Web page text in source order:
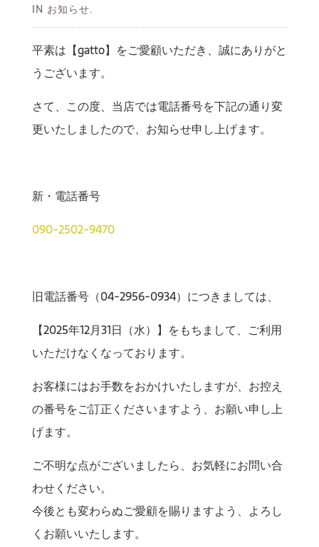
IN お知らせ.
平素は【gatto】をご愛顧いただき、誠にありがと
うございます。
さて、この度、当店では電話番号を下記の通り変
更いたしましたので、お知らせ申し上げます。
新・電話番号
090-2502-9470
旧電話番号（04-2956-0934）につきましては、
【2025年12月31日（水）】をもちまして、ご利用
いただけなくなっております。
お客様にはお手数をおかけいたしますが、お控え
の番号をご訂正くださいますよう、お願い申し上
げます。
ご不明な点がございましたら、お気軽にお問い合
わせください。
今後とも変わらぬご愛顧を賜りますよう、よろし
くお願いいたします。